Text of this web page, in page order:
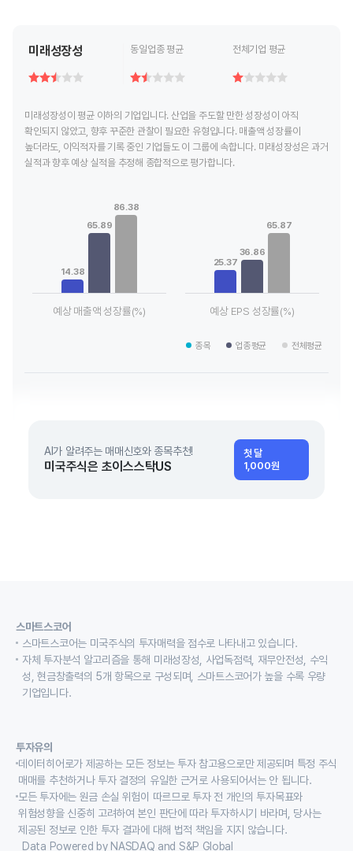
미래성장성 동일업종 평균 전체기업 평균
미래성장성이 평균 이하의 기업입니다. 산업을 주도할 만한 성장성이 아직
확인되지 않았고, 향후 꾸준한 관찰이 필요한 유형입니다. 매출액 성장률이
높더라도, 이익적자를 기록 중인 기업들도 이 그룹에 속합니다. 미래성장성은 과거
실적과 향후 예상 실적을 추정해 종합적으로 평가합니다.
View as data table, Chart
The chart has 1 X axis displaying categories.
The chart has 1 Y axis displaying values. Data ranges from
14.38
65.89
86.38
예상 매출액 성장률(%)
The chart has 1 X axis
25.37
36.86
65.87
예상 EPS 성장률(%)
종목 업종평균 전체평균
AI가 알려주는 매매신호와 종목추천!
미국주식은 초이스스탁US
첫 달
1,000원
스마트스코어
스마트스코어는 미국주식의 투자매력을 점수로 나타내고 있습니다.
자체 투자분석 알고리즘을 통해 미래성장성, 사업독점력, 재무안전성, 수익
성, 현금창출력의 5개 항목으로 구성되며, 스마트스코어가 높을 수록 우량
기업입니다.
투자유의
데이터히어로가 제공하는 모든 정보는 투자 참고용으로만 제공되며 특정 주식
매매를 추천하거나 투자 결정의 유일한 근거로 사용되어서는 안 됩니다.
모든 투자에는 원금 손실 위험이 따르므로 투자 전 개인의 투자목표와
위험성향을 신중히 고려하여 본인 판단에 따라 투자하시기 바라며, 당사는
제공된 정보로 인한 투자 결과에 대해 법적 책임을 지지 않습니다.
Data Powered by NASDAQ and S&P Global